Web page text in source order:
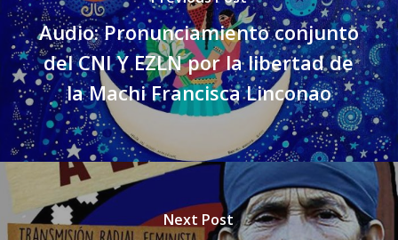
Audio: Pronunciamiento conjunto
del CNI Y EZLN por la libertad de
la Machi Francisca Linconao
Next Post